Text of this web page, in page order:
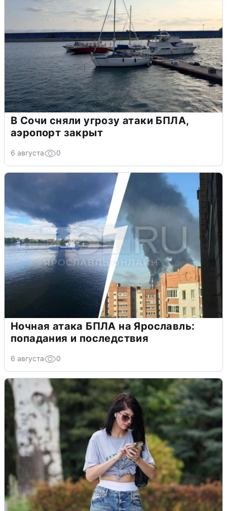
В Сочи сняли угрозу атаки БПЛА,
аэропорт закрыт
6 августа 0
Ночная атака БПЛА на Ярославль:
попадания и последствия
6 августа 0